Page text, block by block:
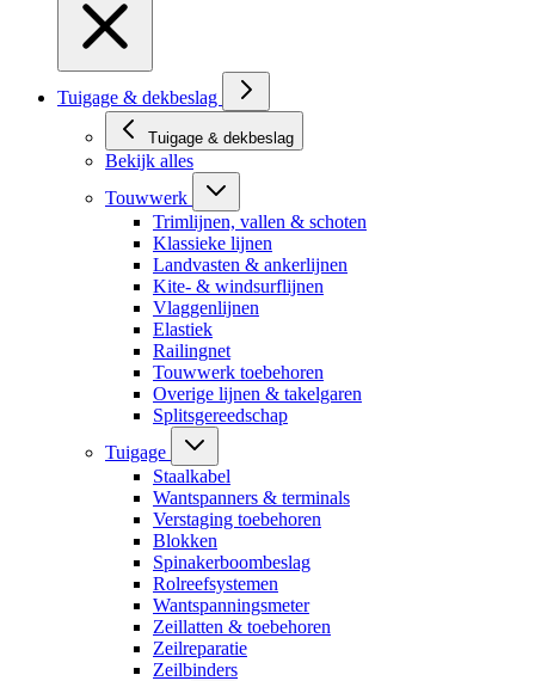
Tuigage & dekbeslag
Tuigage & dekbeslag
Bekijk alles
Touwwerk
Trimlijnen, vallen & schoten
Klassieke lijnen
Landvasten & ankerlijnen
Kite- & windsurflijnen
Vlaggenlijnen
Elastiek
Railingnet
Touwwerk toebehoren
Overige lijnen & takelgaren
Splitsgereedschap
Tuigage
Staalkabel
Wantspanners & terminals
Verstaging toebehoren
Blokken
Spinakerboombeslag
Rolreefsystemen
Wantspanningsmeter
Zeillatten & toebehoren
Zeilreparatie
Zeilbinders